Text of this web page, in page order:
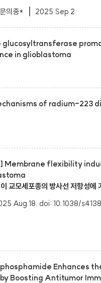
의중*
2025 Sep 2
glucosyltransferase
in glioblastoma
of radium-223
Membrane flexibility
교모세포종의 방사선 저항성에
Aug 18. doi: 10.1038/
Enhances
Boosting Antitumor